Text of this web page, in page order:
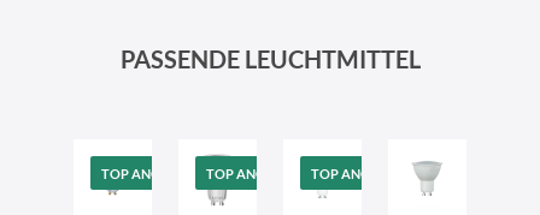
PASSENDE LEUCHTMITTEL
TOP ANGEBOT TOP ANGEBOT TOP ANGEBOT